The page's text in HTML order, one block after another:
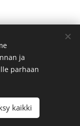
ja
parhaan
kaikki